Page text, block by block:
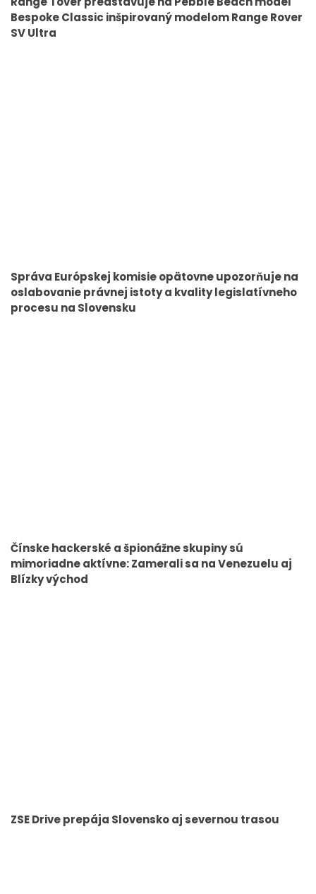
Bespoke Classic inšpirovaný modelom Range Rover
SV Ultra
Správa Európskej komisie opätovne upozorňuje na
oslabovanie právnej istoty a kvality legislatívneho
procesu na Slovensku
Čínske hackerské a špionážne skupiny sú
mimoriadne aktívne: Zamerali sa na Venezuelu aj
Blízky východ
ZSE Drive prepája Slovensko aj severnou trasou